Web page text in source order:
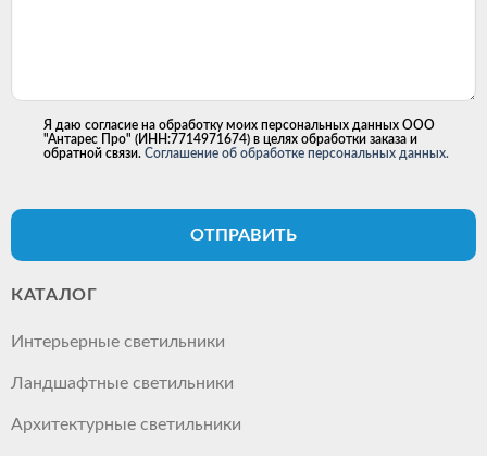
Я даю согласие на обработку моих персональных данных ООО
"Антарес Про" (ИНН:7714971674) в целях обработки заказа и
обратной связи. Соглашение об обработке персональных данных.
ОТПРАВИТЬ
КАТАЛОГ
Интерьерные светильники
Ландшафтные светильники
Архитектурные светильники